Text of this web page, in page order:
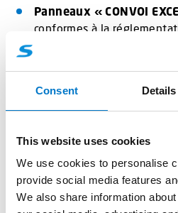
Consent Details
This website uses cookies
We use cookies to personalise
provide social media features
We also share information
Panneaux « CONVOI
conformes à la
noires, film
Technologie
une visibilité supérieure à
service, conformément à
Durabilité et
Les matériaux utilisés